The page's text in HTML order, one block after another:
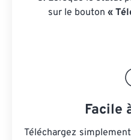
sur le bouton «
Facile
Téléchargez